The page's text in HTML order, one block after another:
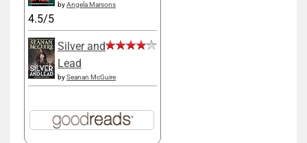
byAngela Marsons
4.5/5
Silver and
Lead
bySeanan McGuire